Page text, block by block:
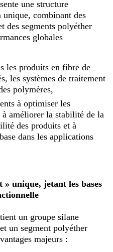
une structure
combinant des
des segments polyéther
globales
les produits en fibre de
les systèmes de traitement
polymères,
à optimiser les
améliorer la stabilité de la
des produits et à
dans les applications
unique, jetant les bases
un groupe silane
un segment polyéther
majeurs :